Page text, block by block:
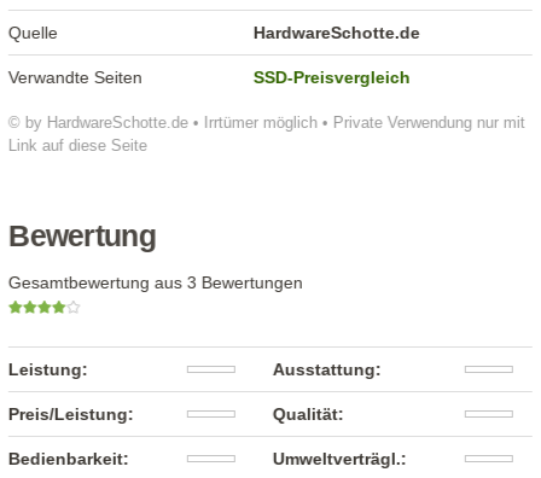
© by HardwareSchotte.de • Irrtümer möglich • Private Verwendung nur mit
Link auf diese Seite
Quelle HardwareSchotte.de
Verwandte Seiten SSD-Preisvergleich
Bewertung
Gesamtbewertung aus 3 Bewertungen
Leistung: Ausstattung:
Preis/Leistung: Qualität:
Bedienbarkeit: Umweltverträgl.: